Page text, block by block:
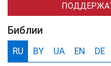
Библии
RU BY UA EN DE